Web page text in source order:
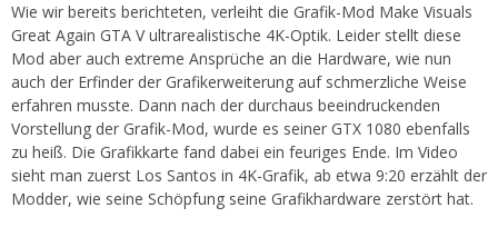
Wie wir bereits berichteten, verleiht die Grafik-Mod Make Visuals
Great Again GTA V ultrarealistische 4K-Optik. Leider stellt diese
Mod aber auch extreme Ansprüche an die Hardware, wie nun
auch der Erfinder der Grafikerweiterung auf schmerzliche Weise
erfahren musste. Dann nach der durchaus beeindruckenden
Vorstellung der Grafik-Mod, wurde es seiner GTX 1080 ebenfalls
zu heiß. Die Grafikkarte fand dabei ein feuriges Ende. Im Video
sieht man zuerst Los Santos in 4K-Grafik, ab etwa 9:20 erzählt der
Modder, wie seine Schöpfung seine Grafikhardware zerstört hat.